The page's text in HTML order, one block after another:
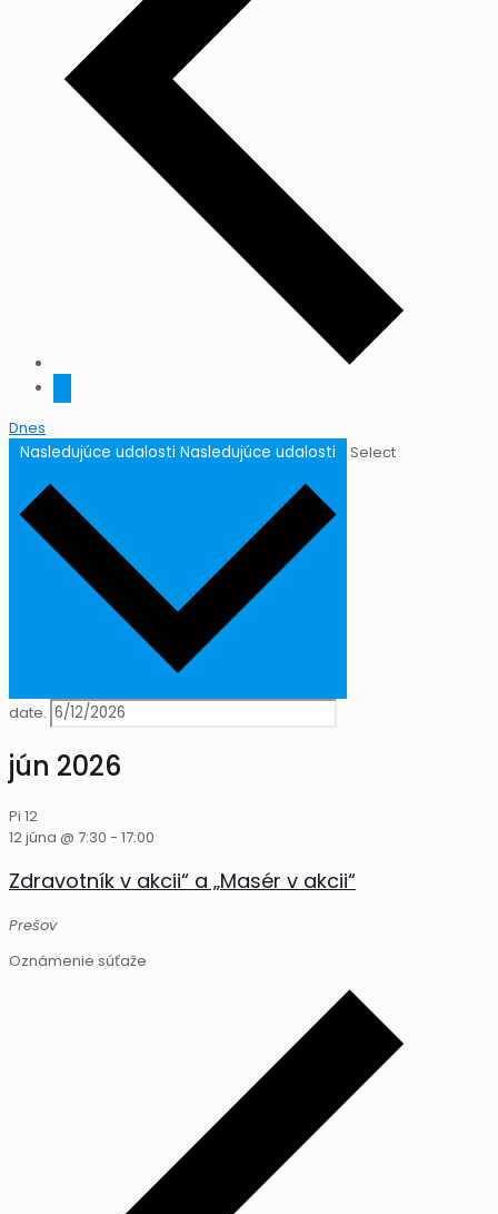
Dnes
Nasledujúce udalosti Nasledujúce udalosti Select
date.
jún 2026
Pi 12
12 júna @ 7:30 - 17:00
Zdravotník v akcii“ a „Masér v akcii“
Prešov
Oznámenie súťaže